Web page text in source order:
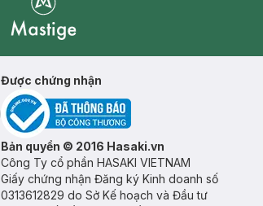
Được chứng nhận
Bản quyền © 2016 Hasaki.vn
Công Ty cổ phần HASAKI VIETNAM
Giấy chứng nhận Đăng ký Kinh doanh số
0313612829 do Sở Kế hoạch và Đầu tư